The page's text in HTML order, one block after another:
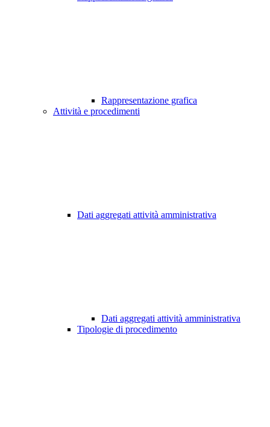
Rappresentazione grafica
Attività e procedimenti
Dati aggregati attività amministrativa
Dati aggregati attività amministrativa
Tipologie di procedimento